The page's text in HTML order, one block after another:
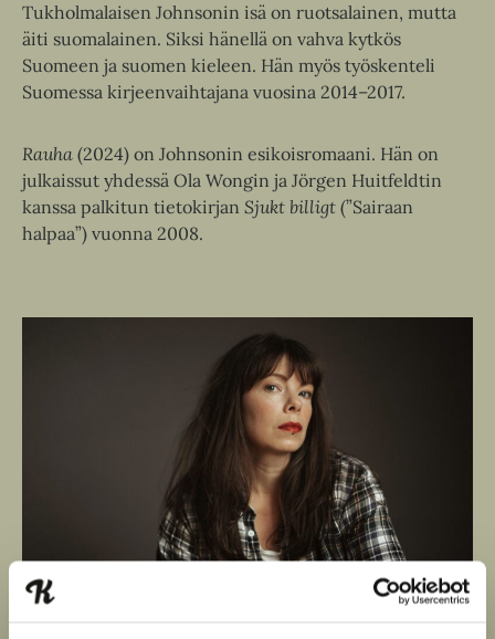
Tukholmalaisen Johnsonin isä on ruotsalainen, mutta
äiti suomalainen. Siksi hänellä on vahva kytkös
Suomeen ja suomen kieleen. Hän myös työskenteli
Suomessa kirjeenvaihtajana vuosina 2014–2017.
Rauha (2024) on Johnsonin esikoisromaani. Hän on
julkaissut yhdessä Ola Wongin ja Jörgen Huitfeldtin
kanssa palkitun tietokirjan Sjukt billigt (”Sairaan
halpaa”) vuonna 2008.